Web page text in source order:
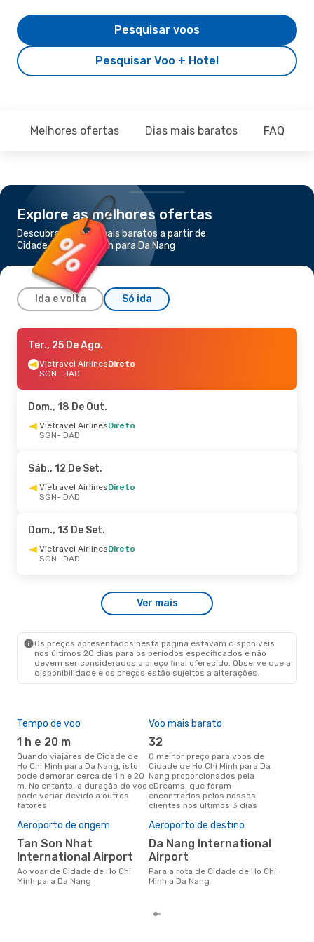
Pesquisar Voo + Hotel
Pesquisar voos
Melhores ofertas Dias mais baratos FAQ
Explore as melhores ofertas
Descubra os voos mais baratos a partir de
Cidade de Ho Chi Minh para Da Nang
Ida e volta Só ida
Sáb., 5 De Set.- Seg., 7 De Set.
Vietravel AirlinesDireto
SGN- DAD
DAD- SGN
Sáb., 22 De Ago.- Seg., 24 De Ago.
Vietravel Airlines
DAD - SGN
Ter., 25 De Ago.
Vietravel AirlinesDireto
SGN- DAD
Dom., 18 De Out.
Vietravel AirlinesDireto
SGN- DAD
Sáb., 12 De Set.
Vietravel AirlinesDireto
SGN- DAD
Dom., 13 De Set.
Vietravel AirlinesDireto
SGN- DAD
Ver mais
Os preços apresentados nesta página estavam disponíveis
nos últimos 20 dias para os períodos especificados e não
devem ser considerados o preço final oferecido. Observe que a
disponibilidade e os preços estão sujeitos a alterações.
Tempo de voo
1 h e 20 m
Quando viajares de Cidade de
Ho Chi Minh para Da Nang, isto
pode demorar cerca de 1 h e 20
m. No entanto, a duração do voo
pode variar devido a outros
fatores
Voo mais barato
32
O melhor preço para voos de
Cidade de Ho Chi Minh para Da
Nang proporcionados pela
eDreams, que foram
encontrados pelos nossos
clientes nos últimos 3 dias
Aeroporto de origem
Tan Son Nhat
International Airport
Ao voar de Cidade de Ho Chi
Minh para Da Nang
Aeroporto de destino
Da Nang International
Airport
Para a rota de Cidade de Ho Chi
Minh a Da Nang